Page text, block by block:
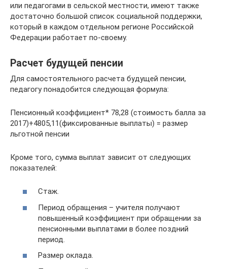
или педагогами в сельской местности, имеют также
достаточно большой список социальной поддержки,
который в каждом отдельном регионе Российской
Федерации работает по-своему.
Расчет будущей пенсии
Для самостоятельного расчета будущей пенсии,
педагогу понадобится следующая формула:
Пенсионный коэффициент* 78,28 (стоимость балла за
2017)+4805,11(фиксированные выплаты) = размер
льготной пенсии
Кроме того, сумма выплат зависит от следующих
показателей:
Стаж.
Период обращения – учителя получают
повышенный коэффициент при обращении за
пенсионными выплатами в более поздний
период.
Размер оклада.